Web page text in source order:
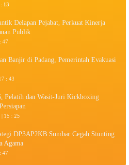
13
Delapan Pejabat, Perkuat Kinerja
Publik
47
Banjir di Padang, Pemerintah Evakuasi
: 43
Pelatih dan Wasit-Juri Kickboxing
15 : 25
DP3AP2KB Sumbar Cegah Stunting
Agama
47